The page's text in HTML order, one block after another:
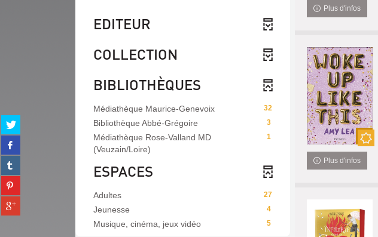
Partager
sur
twitter
(Nouvelle
fenêtre)
Partager
sur
facebook
(Nouvelle
fenêtre)
Partager
sur
tumblr
(Nouvelle
fenêtre)
Partager
sur
pinterest
(Nouvelle
Partager
sur
Plus d'infos
Nouveauté
Plus d'infos
EDITEUR
COLLECTION
BIBLIOTHÈQUES
32
Médiathèque Maurice-Genevoix
3
Bibliothèque Abbé-Grégoire
1
Médiathèque Rose-Valland MD
(Veuzain/Loire)
ESPACES
27
Adultes
4
Jeunesse
5
Musique, cinéma, jeux vidéo